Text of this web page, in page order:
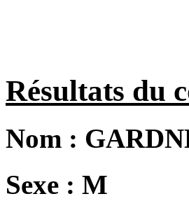
Résultats du
Nom :
Sexe : M